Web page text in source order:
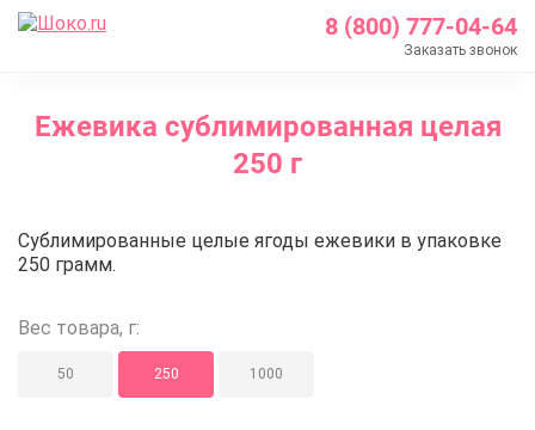
8 (800) 777-04-64
Заказать звонок
Каталог
Кондитерские ингредиенты
Ежевика сублимированная целая 250 г
Ежевика сублимированная целая
250 г
Ежевика сублимированная
Сублимированные целые ягоды ежевики в упаковке
250 грамм.
Вес товара, г:
50 250 1000